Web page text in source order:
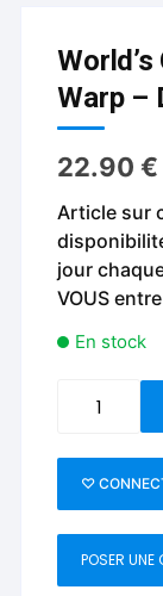
Warp –
22.90€
Article sur
jour
VOUS
En stock
Greatest
Magic:
Card
Warp
♡
POSER UNE